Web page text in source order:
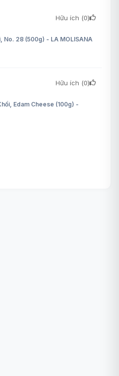
Hữu ích (0)
No. 28 (500g) - LA MOLISANA
Hữu ích (0)
Edam Cheese (100g) -